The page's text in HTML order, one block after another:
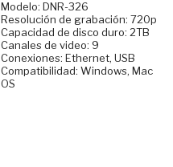
Modelo: DNR-326
Resolución de grabación: 720p
Capacidad de disco duro: 2TB
Canales de video: 9
Conexiones: Ethernet, USB
Compatibilidad: Windows, Mac
OS